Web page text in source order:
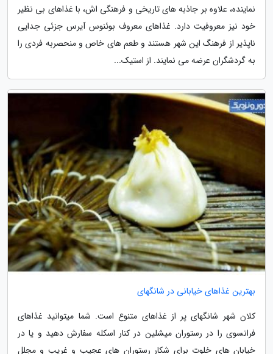
نماینده، علاوه بر جاذبه های تاریخی و فرهنگی اش، با غذاهای بی نظیر
خود نیز معروفیت دارد. غذاهای معروف بوئنوس آیرس جزئی جدایی
ناپذیر از فرهنگ این شهر هستند و طعم های خاص و منحصربه فردی را
به گردشگران عرضه می نمایند. از استیک...
بهترین غذاهای خیابانی در شانگهای
کلان­ شهر شانگهای پر از غذاهای متنوع است. شما می­توانید غذاهای
فرانسوی را در رستوران میشلین در کنار اسکله سفارش دهید و یا در
خیابان­ های خلوت برای شکار رستوران­ های عجیب و غریب و مجلل